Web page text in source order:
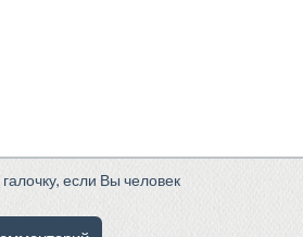
галочку, если Вы человек